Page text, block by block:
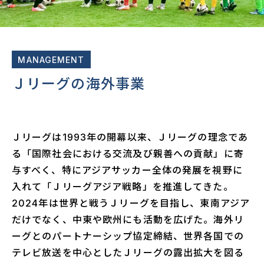
MANAGEMENT
Ｊリーグの海外事業
Ｊリーグは1993年の開幕以来、Ｊリーグの理念であ
る「国際社会における交流及び親善への貢献」に寄
与すべく、特にアジアサッカー全体の発展を視野に
入れて「Ｊリーグアジア戦略」を推進してきた。
2024年は世界と戦うＪリーグを目指し、東南アジア
だけでなく、中東や欧州にも活動を広げた。海外リ
ーグとのパートナーシップ協定締結、世界各国での
テレビ放送を中心としたＪリーグの露出拡大を図る